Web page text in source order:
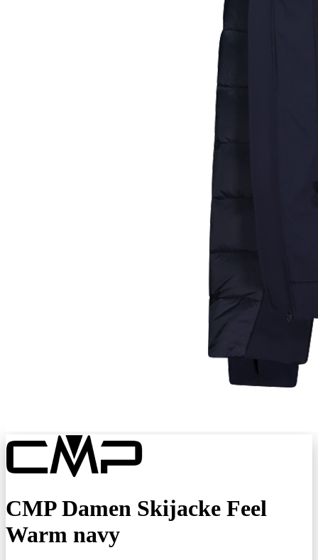
CMP Damen Skijacke Feel
Warm navy